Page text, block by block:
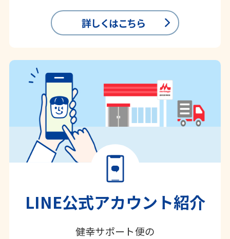
詳しくはこちら
LINE公式アカウント紹介
健幸サポート便の